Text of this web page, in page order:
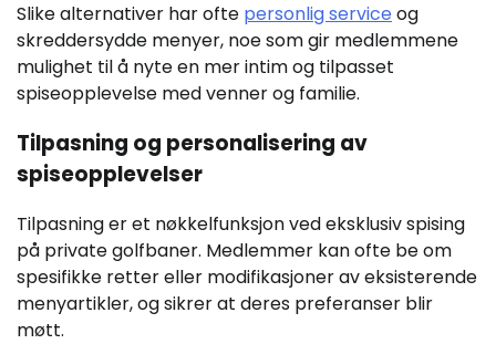
Slike alternativer har ofte personlig service og
skreddersydde menyer, noe som gir medlemmene
mulighet til å nyte en mer intim og tilpasset
spiseopplevelse med venner og familie.
Tilpasning og personalisering av
spiseopplevelser
Tilpasning er et nøkkelfunksjon ved eksklusiv spising
på private golfbaner. Medlemmer kan ofte be om
spesifikke retter eller modifikasjoner av eksisterende
menyartikler, og sikrer at deres preferanser blir
møtt.